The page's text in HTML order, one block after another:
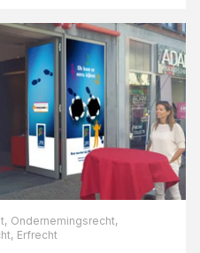
Ondernemingsrecht,
Erfrecht